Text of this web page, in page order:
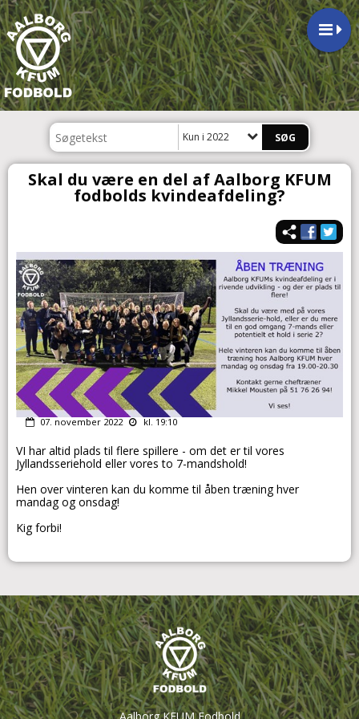
Kun i 2022
Skal du være en del af Aalborg KFUM
fodbolds kvindeafdeling?
07. november 2022 kl. 19:10
VI har altid plads til flere spillere - om det er til vores
Jyllandsseriehold eller vores to 7-mandshold!
Hen over vinteren kan du komme til åben træning hver
mandag og onsdag!
Kig forbi!